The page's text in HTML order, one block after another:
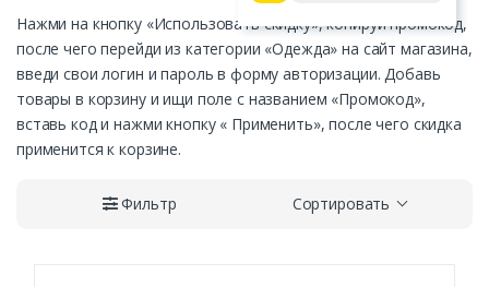
Нажми на кнопку «Использовать скидку», копируй промокод,
после чего перейди из категории «Одежда» на сайт магазина,
введи свои логин и пароль в форму авторизации. Добавь
товары в корзину и ищи поле с названием «Промокод»,
вставь код и нажми кнопку « Применить», после чего скидка
применится к корзине.
Фильтр Сортировать